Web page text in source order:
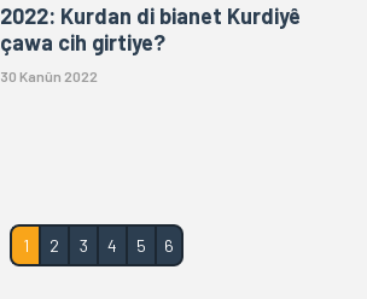
2022: Kurdan di bianet Kurdiyê
çawa cih girtiye?
30 Kanûn 2022
1 2 3 4 5 6